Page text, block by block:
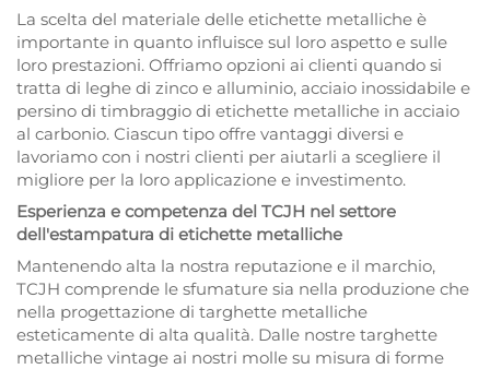
La scelta del materiale delle etichette metalliche è
importante in quanto influisce sul loro aspetto e sulle
loro prestazioni. Offriamo opzioni ai clienti quando si
tratta di leghe di zinco e alluminio, acciaio inossidabile e
persino di timbraggio di etichette metalliche in acciaio
al carbonio. Ciascun tipo offre vantaggi diversi e
lavoriamo con i nostri clienti per aiutarli a scegliere il
migliore per la loro applicazione e investimento.
Esperienza e competenza del TCJH nel settore
dell'estampatura di etichette metalliche
Mantenendo alta la nostra reputazione e il marchio,
TCJH comprende le sfumature sia nella produzione che
nella progettazione di targhette metalliche
esteticamente di alta qualità. Dalle nostre targhette
metalliche vintage ai nostri molle su misura di forme